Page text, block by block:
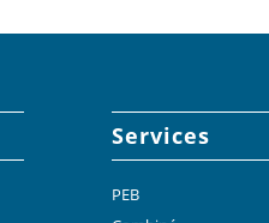
Services
PEB